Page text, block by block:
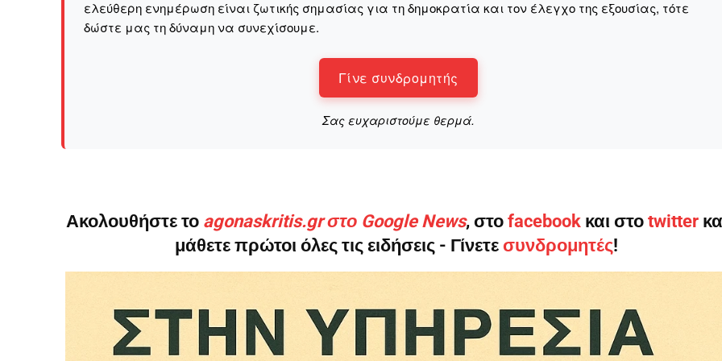
ελεύθερη ενημέρωση είναι ζωτικής σημασίας για τη δημοκρατία και τον έλεγχο της εξουσίας, τότε
δώστε μας τη δύναμη να συνεχίσουμε.
Γίνε συνδρομητής
Σας ευχαριστούμε θερμά.
Ακολουθήστε το agonaskritis.gr στο Google News, στο facebook και στο twitter
μάθετε πρώτοι όλες τις ειδήσεις - Γίνετε συνδρομητές!